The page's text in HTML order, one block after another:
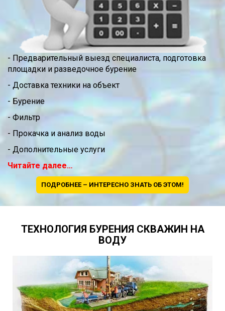
- Предварительный выезд специалиста, подготовка
площадки и разведочное бурение
- Доставка техники на объект
- Бурение
- Фильтр
- Прокачка и анализ воды
- Дополнительные услуги
Читайте далее…
ПОДРОБНЕЕ – ИНТЕРЕСНО ЗНАТЬ ОБ ЭТОМ!
ТЕХНОЛОГИЯ БУРЕНИЯ СКВАЖИН НА
ВОДУ